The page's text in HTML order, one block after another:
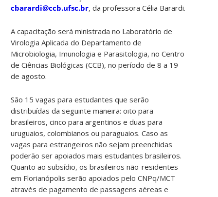
cbarardi@ccb.ufsc.br, da professora Célia Barardi.
A capacitação será ministrada no Laboratório de
Virologia Aplicada do Departamento de
Microbiologia, Imunologia e Parasitologia, no Centro
de Ciências Biológicas (CCB), no período de 8 a 19
de agosto.
São 15 vagas para estudantes que serão
distribuídas da seguinte maneira: oito para
brasileiros, cinco para argentinos e duas para
uruguaios, colombianos ou paraguaios. Caso as
vagas para estrangeiros não sejam preenchidas
poderão ser apoiados mais estudantes brasileiros.
Quanto ao subsídio, os brasileiros não-residentes
em Florianópolis serão apoiados pelo CNPq/MCT
através de pagamento de passagens aéreas e